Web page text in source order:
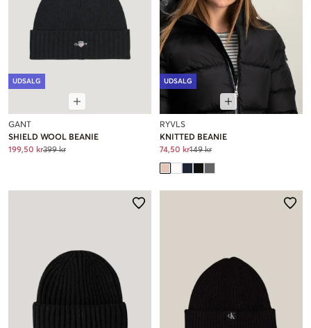
UDSALG
GANT
SHIELD WOOL BEANIE
199,50 kr399 kr
UDSALG
RYVLS
KNITTED BEANIE
74,50 kr149 kr